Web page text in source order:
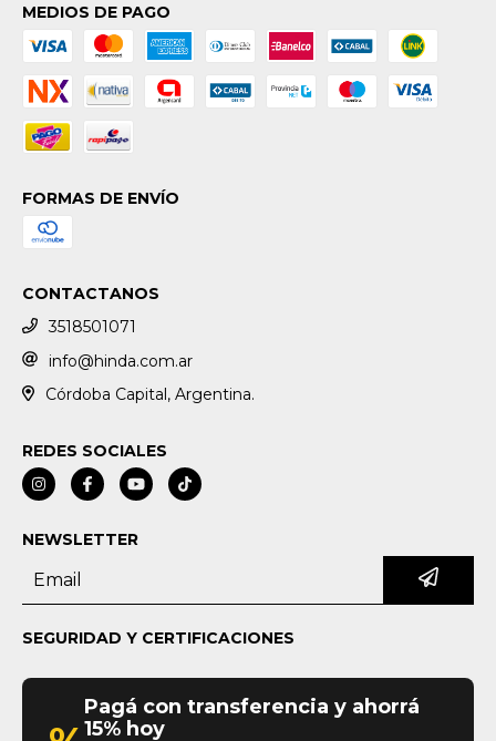
MEDIOS DE PAGO
FORMAS DE ENVÍO
CONTACTANOS
3518501071
info@hinda.com.ar
Córdoba Capital, Argentina.
REDES SOCIALES
NEWSLETTER
SEGURIDAD Y CERTIFICACIONES
Pagá con transferencia y ahorrá
15% hoy